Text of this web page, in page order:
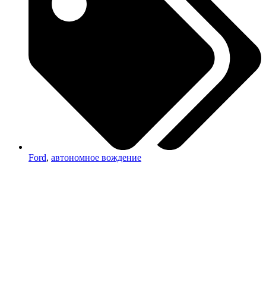
Ford, автономное вождение